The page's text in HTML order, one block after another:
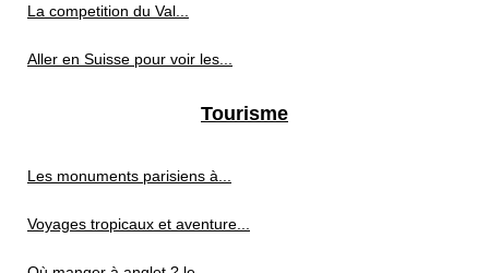
La competition du Val...
Aller en Suisse pour voir les...
Tourisme
Les monuments parisiens à...
Voyages tropicaux et aventure...